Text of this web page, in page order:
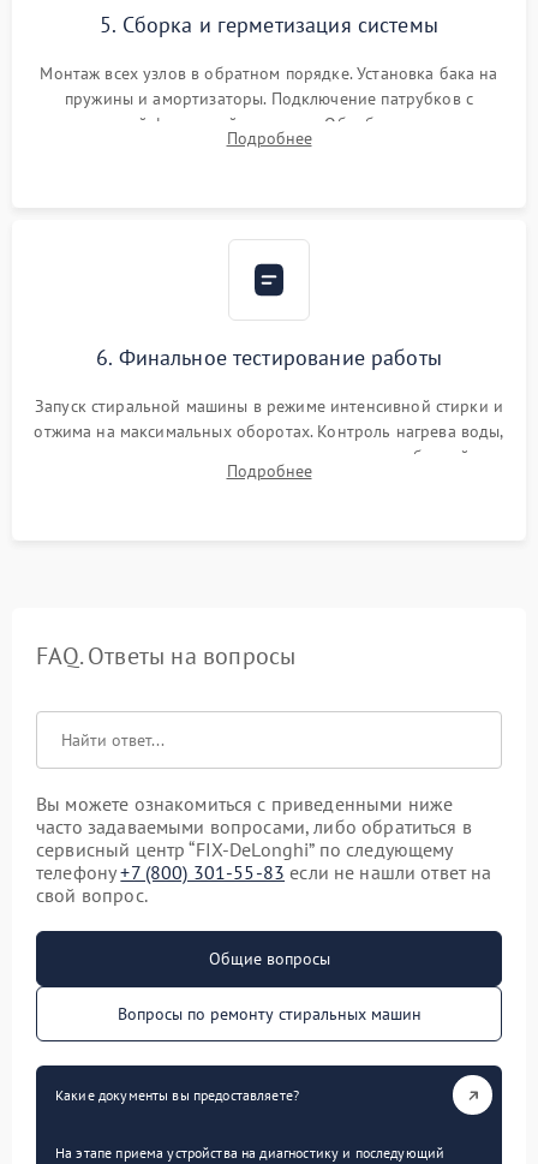
5. Сборка и герметизация системы
Монтаж всех узлов в обратном порядке. Установка бака на
пружины и амортизаторы. Подключение патрубков с
надежной фиксацией хомутами. Обработка стыков
герметиком для предотвращения возможных протечек воды.
Подробнее
6. Финальное тестирование работы
Запуск стиральной машины в режиме интенсивной стирки и
отжима на максимальных оборотах. Контроль нагрева воды,
корректности слива, отсутствия излишних вибраций,
посторонних стуков и протечек под корпусом.
Подробнее
FAQ. Ответы на вопросы
Вы можете ознакомиться с приведенными ниже
часто задаваемыми вопросами, либо обратиться в
сервисный центр “FIX-DeLonghi” по следующему
телефону+7 (800) 301-55-83 если не нашли ответ на
свой вопрос.
Общие вопросы
Вопросы по ремонту стиральных машин
Какие документы вы предоставляете?
На этапе приема устройства на диагностику и последующий